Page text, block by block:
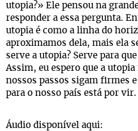
utopia?» Ele pensou na
responder a essa pergunta.
utopia é como a linha do
aproximamos dela, mais ela
serve a utopia? Serve para
Assim, eu espero que a utopia
nossos passos sigam firmes
para o nosso país está por
Áudio disponível aqui: